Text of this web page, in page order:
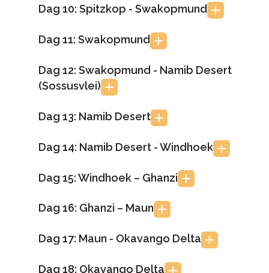
Dag 10: Spitzkop - Swakopmund
Dag 11: Swakopmund
Dag 12: Swakopmund - Namib Desert
(Sossusvlei)
Dag 13: Namib Desert
Dag 14: Namib Desert - Windhoek
Dag 15: Windhoek – Ghanzi
Dag 16: Ghanzi – Maun
Dag 17: Maun - Okavango Delta
Dag 18: Okavango Delta